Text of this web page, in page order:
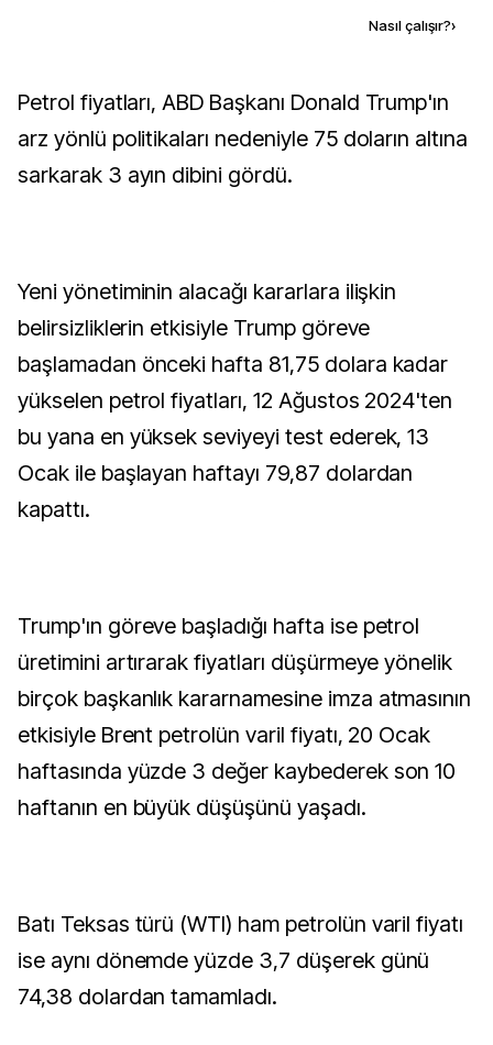
Nasıl çalışır?›
Petrol fiyatları, ABD Başkanı Donald Trump'ın
arz yönlü politikaları nedeniyle 75 doların altına
sarkarak 3 ayın dibini gördü.
Yeni yönetiminin alacağı kararlara ilişkin
belirsizliklerin etkisiyle Trump göreve
başlamadan önceki hafta 81,75 dolara kadar
yükselen petrol fiyatları, 12 Ağustos 2024'ten
bu yana en yüksek seviyeyi test ederek, 13
Ocak ile başlayan haftayı 79,87 dolardan
kapattı.
Trump'ın göreve başladığı hafta ise petrol
üretimini artırarak fiyatları düşürmeye yönelik
birçok başkanlık kararnamesine imza atmasının
etkisiyle Brent petrolün varil fiyatı, 20 Ocak
haftasında yüzde 3 değer kaybederek son 10
haftanın en büyük düşüşünü yaşadı.
Batı Teksas türü (WTI) ham petrolün varil fiyatı
ise aynı dönemde yüzde 3,7 düşerek günü
74,38 dolardan tamamladı.